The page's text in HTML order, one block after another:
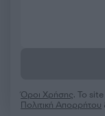
Όροι Χρήσης. Το
Πολιτική Απορρήτου